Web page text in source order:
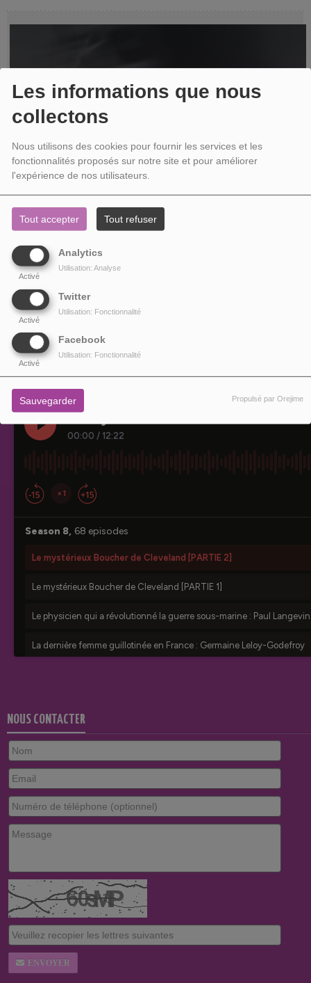
Les informations que nous
collectons
Nous utilisons des cookies pour fournir les services et les
fonctionnalités proposés sur notre site et pour améliorer
l'expérience de nos utilisateurs.
Tout accepter Tout refuser
Analytics
Activé
Utilisation: Analyse
Twitter
Activé
Utilisation: Fonctionnalité
Facebook
Activé
Utilisation: Fonctionnalité
Sauvegarder Propulsé par Orejime
LE FANTÔME D'HOLLYWOOD
Peg, le fantôme d'Hollywood Il existe un lieu iconique d’Hollywood qui lie
complètement le cinéma et le paranormal. C'est le fameux panneau en lettre...
NOUS CONTACTER
ENVOYER